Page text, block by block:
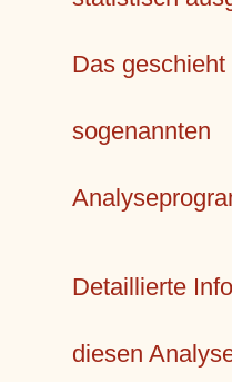
Das
sogenannten
Detaillierte
diesen